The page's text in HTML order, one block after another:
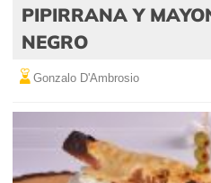
PIPIRRANA Y
NEGRO
Gonzalo D'Ambrosio